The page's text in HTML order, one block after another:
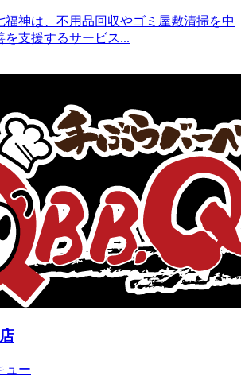
福神は、不用品回収やゴミ屋敷清掃を中
支援するサービス...
ュー